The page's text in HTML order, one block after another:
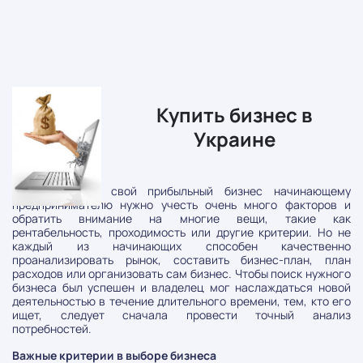
Купить бизнес в
Украине
Чтобы создать свой прибыльный бизнес начинающему
предпринимателю нужно учесть очень много факторов и
обратить внимание на многие вещи, такие как
рентабельность, проходимость или другие критерии. Но не
каждый из начинающих способен качественно
проанализировать рынок, составить бизнес-план, план
расходов или организовать сам бизнес. Чтобы поиск нужного
бизнеса был успешен и владелец мог наслаждаться новой
деятельностью в течение длительного времени, тем, кто его
ищет, следует сначала провести точный анализ
потребностей.
Важные критерии в выборе бизнеса